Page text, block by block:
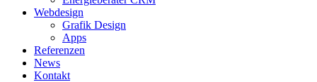
Webdesign
Grafik Design
Apps
Referenzen
News
Kontakt